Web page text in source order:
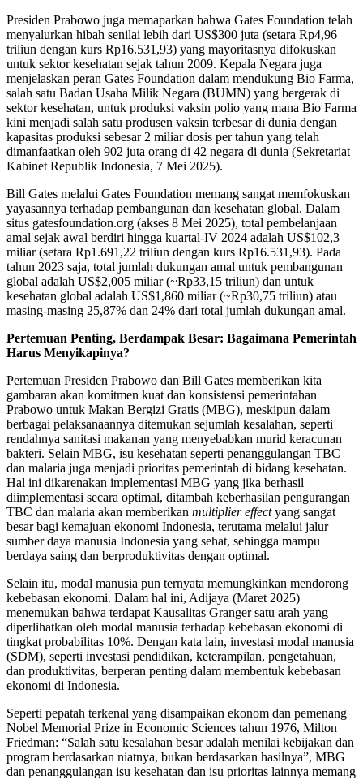
Presiden Prabowo juga memaparkan bahwa Gates Foundation telah
menyalurkan hibah senilai lebih dari US$300 juta (setara Rp4,96
triliun dengan kurs Rp16.531,93) yang mayoritasnya difokuskan
untuk sektor kesehatan sejak tahun 2009. Kepala Negara juga
menjelaskan peran Gates Foundation dalam mendukung Bio Farma,
salah satu Badan Usaha Milik Negara (BUMN) yang bergerak di
sektor kesehatan, untuk produksi vaksin polio yang mana Bio Farma
kini menjadi salah satu produsen vaksin terbesar di dunia dengan
kapasitas produksi sebesar 2 miliar dosis per tahun yang telah
dimanfaatkan oleh 902 juta orang di 42 negara di dunia (Sekretariat
Kabinet Republik Indonesia, 7 Mei 2025).
Bill Gates melalui Gates Foundation memang sangat memfokuskan
yayasannya terhadap pembangunan dan kesehatan global. Dalam
situs gatesfoundation.org (akses 8 Mei 2025), total pembelanjaan
amal sejak awal berdiri hingga kuartal-IV 2024 adalah US$102,3
miliar (setara Rp1.691,22 triliun dengan kurs Rp16.531,93). Pada
tahun 2023 saja, total jumlah dukungan amal untuk pembangunan
global adalah US$2,005 miliar (~Rp33,15 triliun) dan untuk
kesehatan global adalah US$1,860 miliar (~Rp30,75 triliun) atau
masing-masing 25,87% dan 24% dari total jumlah dukungan amal.
Pertemuan Penting, Berdampak Besar: Bagaimana Pemerintah
Harus Menyikapinya?
Pertemuan Presiden Prabowo dan Bill Gates memberikan kita
gambaran akan komitmen kuat dan konsistensi pemerintahan
Prabowo untuk Makan Bergizi Gratis (MBG), meskipun dalam
berbagai pelaksanaannya ditemukan sejumlah kesalahan, seperti
rendahnya sanitasi makanan yang menyebabkan murid keracunan
bakteri. Selain MBG, isu kesehatan seperti penanggulangan TBC
dan malaria juga menjadi prioritas pemerintah di bidang kesehatan.
Hal ini dikarenakan implementasi MBG yang jika berhasil
diimplementasi secara optimal, ditambah keberhasilan pengurangan
TBC dan malaria akan memberikan multiplier effectyang sangat
besar bagi kemajuan ekonomi Indonesia, terutama melalui jalur
sumber daya manusia Indonesia yang sehat, sehingga mampu
berdaya saing dan berproduktivitas dengan optimal.
Selain itu, modal manusia pun ternyata memungkinkan mendorong
kebebasan ekonomi. Dalam hal ini, Adijaya (Maret 2025)
menemukan bahwa terdapat Kausalitas Granger satu arah yang
diperlihatkan oleh modal manusia terhadap kebebasan ekonomi di
tingkat probabilitas 10%. Dengan kata lain, investasi modal manusia
(SDM), seperti investasi pendidikan, keterampilan, pengetahuan,
dan produktivitas, berperan penting dalam membentuk kebebasan
ekonomi di Indonesia.
Seperti pepatah terkenal yang disampaikan ekonom dan pemenang
Nobel Memorial Prize in Economic Sciences tahun 1976, Milton
Friedman: “Salah satu kesalahan besar adalah menilai kebijakan dan
program berdasarkan niatnya, bukan berdasarkan hasilnya”, MBG
dan penanggulangan isu kesehatan dan isu prioritas lainnya memang